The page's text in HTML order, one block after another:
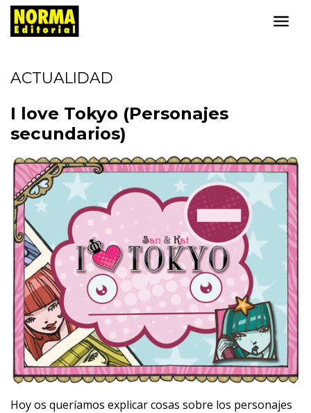
ACTUALIDAD
I love Tokyo (Personajes
secundarios)
Hoy os queríamos explicar cosas sobre los personajes